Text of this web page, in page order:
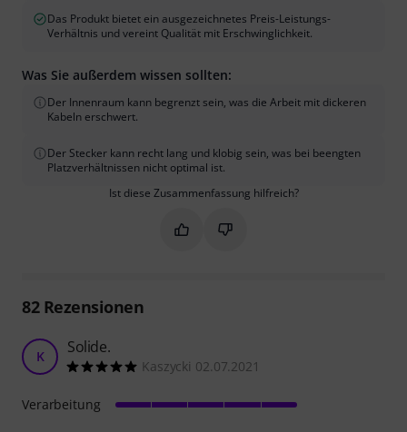
Das Produkt bietet ein ausgezeichnetes Preis-Leistungs-
Verhältnis und vereint Qualität mit Erschwinglichkeit.
Was Sie außerdem wissen sollten:
Der Innenraum kann begrenzt sein, was die Arbeit mit dickeren
Kabeln erschwert.
Der Stecker kann recht lang und klobig sein, was bei beengten
Platzverhältnissen nicht optimal ist.
Ist diese Zusammenfassung hilfreich?
Markieren Sie diese
Markieren Sie diese
82Rezensionen
K Solide.
Kaszycki 02.07.2021
Verarbeitung